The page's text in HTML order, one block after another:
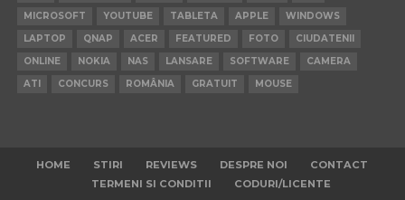
MICROSOFT
YOUTUBE TABLETA APPLE
WINDOWS
LAPTOP
QNAP ACER FEATURED FOTO
CIUDATENII
ONLINE
NOKIA NAS LANSARE SOFTWARE
CAMERA
ATI
CONCURS ROMÂNIA GRATUIT MOUSE
HOME STIRI REVIEWS DESPRE NOI
CONTACT
TERMENI SI CONDITII
CODURI/LICENTE